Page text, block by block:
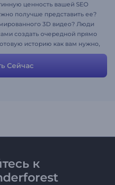
ценность вашей SEO
получше представить ее?
3D видео? Люди
создать очередной прямо
историю как вам нужно,
5 минут. Не забудьте
Веселитесь!
Сейчас
к